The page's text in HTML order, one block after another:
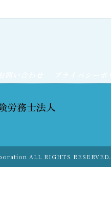
ALL RIGHTS RESERVED.